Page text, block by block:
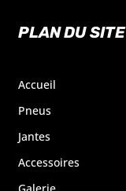
PLAN DU SITE
Accueil
Pneus
Jantes
Accessoires
Galerie